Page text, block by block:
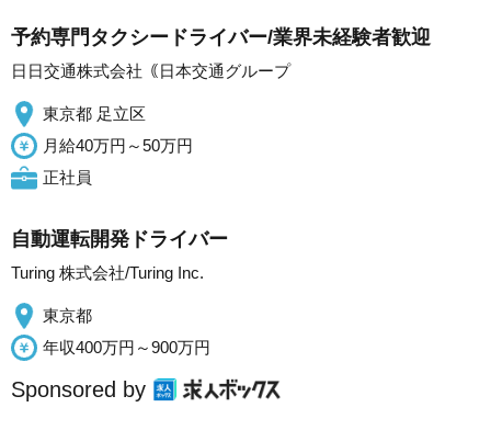
予約専門タクシードライバー/業界未経験者歓迎
日日交通株式会社｟日本交通グループ
東京都 足立区
月給40万円～50万円
正社員
自動運転開発ドライバー
Turing 株式会社/Turing Inc.
東京都
年収400万円～900万円
Sponsored by